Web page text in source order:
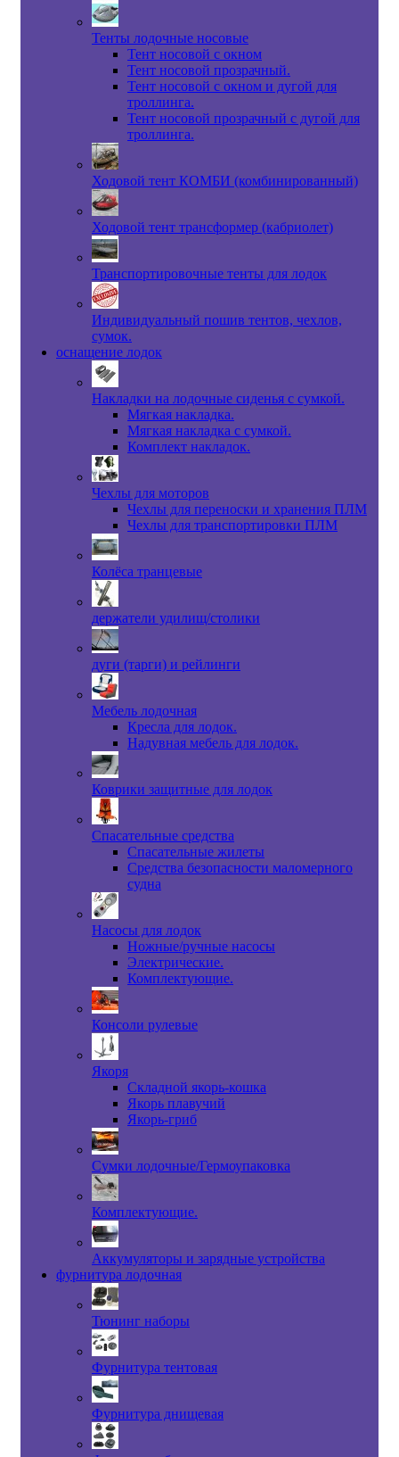
Тенты лодочные носовые
Тент носовой с окном
Тент носовой прозрачный.
Тент носовой с окном и дугой для
троллинга.
Тент носовой прозрачный с дугой для
троллинга.
Ходовой тент КОМБИ (комбинированный)
Ходовой тент трансформер (кабриолет)
Транспортировочные тенты для лодок
Индивидуальный пошив тентов, чехлов,
сумок.
оснащение лодок
Накладки на лодочные сиденья с сумкой.
Мягкая накладка.
Мягкая накладка с сумкой.
Комплект накладок.
Чехлы для моторов
Чехлы для переноски и хранения ПЛМ
Чехлы для транспортировки ПЛМ
Колёса транцевые
держатели удилищ/столики
дуги (тарги) и рейлинги
Мебель лодочная
Кресла для лодок.
Надувная мебель для лодок.
Коврики защитные для лодок
Спасательные средства
Спасательные жилеты
Средства безопасности маломерного
судна
Насосы для лодок
Ножные/ручные насосы
Электрические.
Комплектующие.
Консоли рулевые
Якоря
Складной якорь-кошка
Якорь плавучий
Якорь-гриб
Сумки лодочные/Гермоупаковка
Комплектующие.
Аккумуляторы и зарядные устройства
фурнитура лодочная
Тюнинг наборы
Фурнитура тентовая
Фурнитура днищевая